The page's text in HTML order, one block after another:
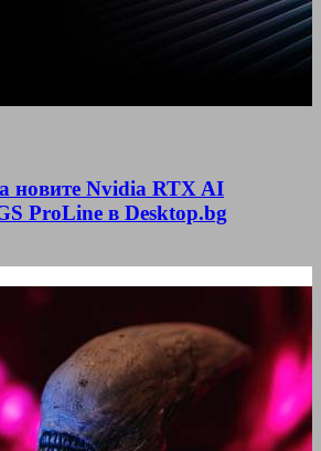
новите Nvidia RTX AI
ProLine в Desktop.bg